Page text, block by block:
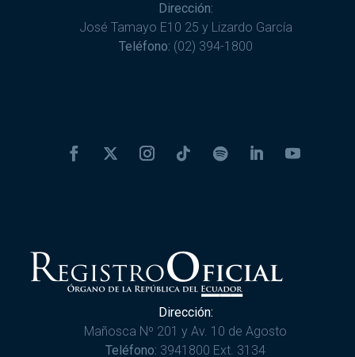
Dirección:
José Tamayo E10 25 y Lizardo García
Teléfono: (02) 394-1800
Dirección:
Mañosca Nº 201 y Av. 10 de Agosto
Teléfono: 3941800 Ext. 3134